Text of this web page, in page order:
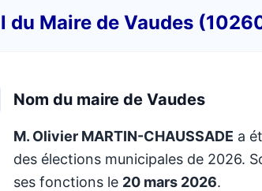
du Maire de Vaudes
Nom du maire de Vaudes
M. Olivier MARTIN-CHAUSSADE a
des élections municipales de 2026.
ses fonctions le 20 mars 2026.